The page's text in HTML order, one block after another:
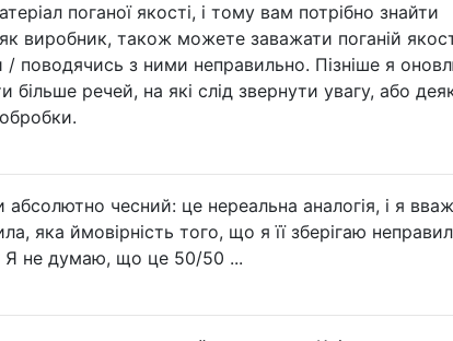
поганої якості, і тому вам потрібно знайти
виробник, також можете заважати поганій
/ поводячись з ними неправильно. Пізніше я
речей, на які слід звернути увагу, або
чесний: це нереальна аналогія, і я
яка ймовірність того, що я її зберігаю
Я не думаю, що це 50/50 ...